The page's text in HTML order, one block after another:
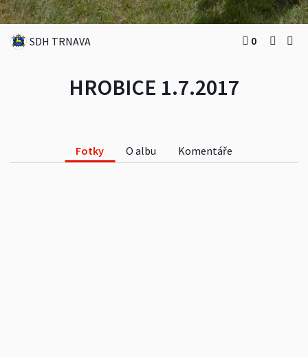
HROBICE 1.7.2017
SDH TRNAVA 0
Fotky O albu Komentáře